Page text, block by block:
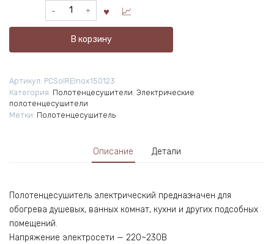
Количество
товара
электрический
R
E
Inox
150*12
В корзину
Артикул: PCSolREInox150123
Категория: Полотенцесушители Электрические
полотенцесушители
Метки: Полотенцесушитель
Описание Детали
Полотенцесушитель электрический предназначен для
обогрева душевых, ванных комнат, кухни и других подсобных
помещений.
Напряжение электросети — 220~230В